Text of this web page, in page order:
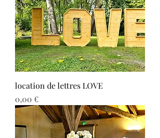
location de lettres LOVE
Prix
0,00 €